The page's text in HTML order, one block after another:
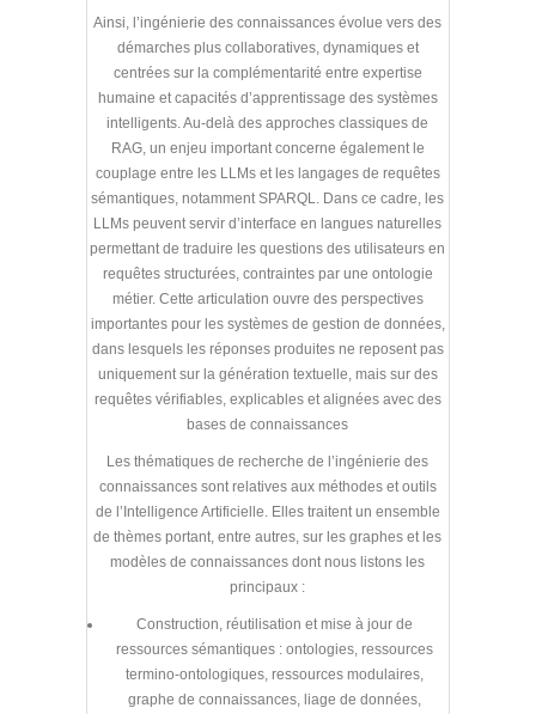
Ainsi, l’ingénierie des connaissances évolue vers des
démarches plus collaboratives, dynamiques et
centrées sur la complémentarité entre expertise
humaine et capacités d’apprentissage des systèmes
intelligents. Au-delà des approches classiques de
RAG, un enjeu important concerne également le
couplage entre les LLMs et les langages de requêtes
sémantiques, notamment SPARQL. Dans ce cadre, les
LLMs peuvent servir d’interface en langues naturelles
permettant de traduire les questions des utilisateurs en
requêtes structurées, contraintes par une ontologie
métier. Cette articulation ouvre des perspectives
importantes pour les systèmes de gestion de données,
dans lesquels les réponses produites ne reposent pas
uniquement sur la génération textuelle, mais sur des
requêtes vérifiables, explicables et alignées avec des
bases de connaissances
Les thématiques de recherche de l’ingénierie des
connaissances sont relatives aux méthodes et outils
de l’Intelligence Artificielle. Elles traitent un ensemble
de thèmes portant, entre autres, sur les graphes et les
modèles de connaissances dont nous listons les
principaux :
Construction, réutilisation et mise à jour de
ressources sémantiques : ontologies, ressources
termino-ontologiques, ressources modulaires,
graphe de connaissances, liage de données,